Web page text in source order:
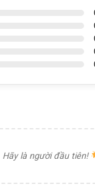
là người đầu tiên!